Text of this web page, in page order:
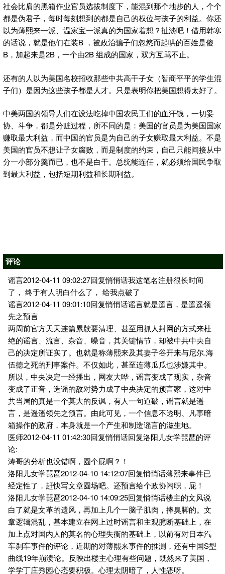
社会比肩的黑箱作业官员选拔制度下，能混到那个地步的人，个个
都是伪君子，每时每刻想到的都是自己的权位与孩子的利益。你还
以为薄熙来一派、温家宝一派真的为国家着想？扯淡吧！借用韩寒
的话说，就是他们在装B ，被政治骗子们忽悠而起哄的百姓是傻
B，加起来是2B，一个由2B 组成的国家，双方互骂不止。
还有的人以为美国名校招收那些中共高干子女（智商平平的学生混
子们）是因为这些孩子都是人才。只是表明你把美国想得太好了。
中美两国的领导人们在设法吃掉中国农民工们的血汗钱，一切妥
协、斗争，都是分赃过程，所不同的是：美国的官员是为美国国家
赚取最大利益，而中国的官员是为自己的子女赚取最大利益。不是
美国的官员不想让子女腐败，而是制度的约束，自己只能间接从中
分一小部分羹而已，也不是白干。总统能连任，就必须给国民争取
到最大利益，包括短期利益和长期利益。
评论
谣言2012-04-11 09:02:27回复悄悄话我这笔名注册很长时间
了， 终于有人明白什么了， 给我点破了
谣言2012-04-11 09:01:10回复悄悄话谣言就是遥言，是遥遥领
先之预言
两周前官方天天连篇累牍要清理、甚至用抓人封网的方式来杜
绝的谣言、流言、杂音、噪音，其关键情节，却被中共中央自
己的决定所证实了。也就是称薄熙来及其妻子谷开来与尼尔.海
伍德之死的刑事案件。不仅如此，甚至连薄瓜瓜也涉嫌其中。
所以，中央决定一经播出，网友大哗，谣言变成了现实，杂音
变成了正音，造谣的敌对势力成了中央决定的预言家，这对中
共当局的真是一个莫大的反讽，有人一句道破，谣言就是遥
言，是遥遥领先之预言。由此可见，一个信息不透明、凡事暗
箱操作的政府，本身就是一个产生和制造谣言的滋生地。
医师2012-04-11 01:42:30回复悄悄话回复洛阳儿女学琵琶的评
论:
涛哥的分析也没错啊，圆个屁啊？！
洛阳儿女学琵琶2012-04-10 14:12:07回复悄悄话薄熙来事件已
经定性了，赶快写文章圆场吧。还预言给个政协闲职，屁！
洛阳儿女学琵琶2012-04-10 14:09:25回复悄悄话楼主的文风说
白了就是文革的遗风，再加上几个一脑子肌肉，捧臭脚的。文
章逻辑混乱，基本建立在网上过时谣言和主观臆断基础上，在
加上点对国内人的莫名的心理失衡的基础上，以前有对日本汽
车刹车事件的评论，近期的对薄熙来事件的推测，还有中国S型
曲线19年崩溃论。反映出楼主心理有些问题，既然来了美国，
学学丁庄秀园心态要积极。心理太阴暗了，人性恶呀。